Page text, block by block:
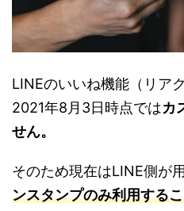
LINEのいいね機能（リア
2021年8月3日時点ではカ
せん。
そのため現在はLINE側が
ンスタンプのみ利用する